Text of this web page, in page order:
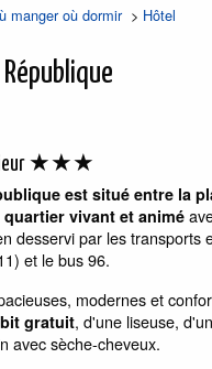
manger où dormir> Hôtel
★★★
est situé entre la
vivant et animé
desservi par les transports
et le bus 96.
modernes et
gratuit, d'une liseuse,
avec sèche-cheveux.